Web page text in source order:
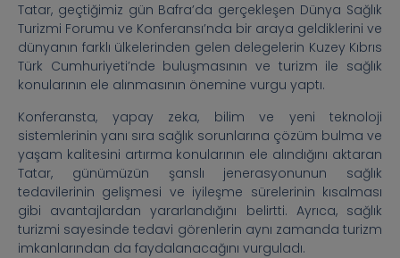
Tatar, geçtiğimiz gün Bafra’da gerçekleşen Dünya Sağlık
Turizmi Forumu ve Konferansı’nda bir araya geldiklerini ve
dünyanın farklı ülkelerinden gelen delegelerin Kuzey Kıbrıs
Türk Cumhuriyeti’nde buluşmasının ve turizm ile sağlık
konularının ele alınmasının önemine vurgu yaptı.
Konferansta, yapay zeka, bilim ve yeni teknoloji
sistemlerinin yanı sıra sağlık sorunlarına çözüm bulma ve
yaşam kalitesini artırma konularının ele alındığını aktaran
Tatar, günümüzün şanslı jenerasyonunun sağlık
tedavilerinin gelişmesi ve iyileşme sürelerinin kısalması
gibi avantajlardan yararlandığını belirtti. Ayrıca, sağlık
turizmi sayesinde tedavi görenlerin aynı zamanda turizm
imkanlarından da faydalanacağını vurguladı.